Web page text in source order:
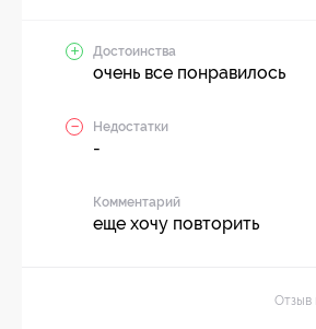
Достоинства
очень все понравилось
Недостатки
-
Комментарий
еще хочу повторить
Отзыв